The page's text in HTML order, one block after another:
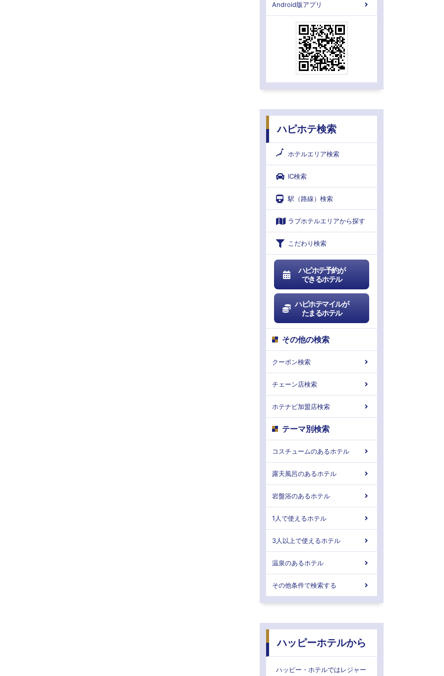
Android版アプリ
ハピホテ検索
ホテルエリア検索
IC検索
駅（路線）検索
ラブホテルエリアから探す
こだわり検索
ハピホテ予約が
できるホテル
ハピホテマイルが
たまるホテル
その他の検索
クーポン検索
チェーン店検索
ホテナビ加盟店検索
テーマ別検索
コスチュームのあるホテル
露天風呂のあるホテル
岩盤浴のあるホテル
1人で使えるホテル
3人以上で使えるホテル
温泉のあるホテル
その他条件で検索する
ハッピーホテルから
ハッピー・ホテルではレジャー